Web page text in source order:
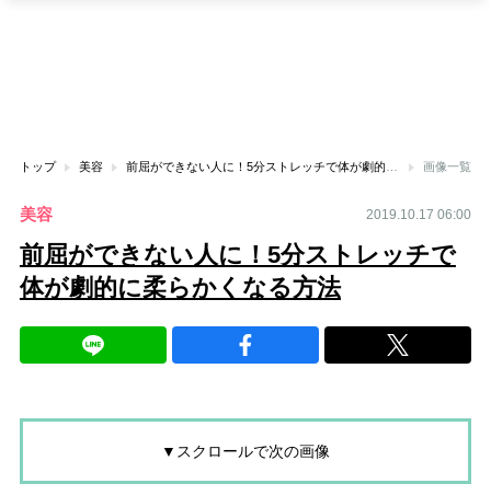
トップ 美容 画像一覧
美容 2019.10.17 06:00
前屈ができない人に！5分ストレッチで
体が劇的に柔らかくなる方法
▼スクロールで次の画像